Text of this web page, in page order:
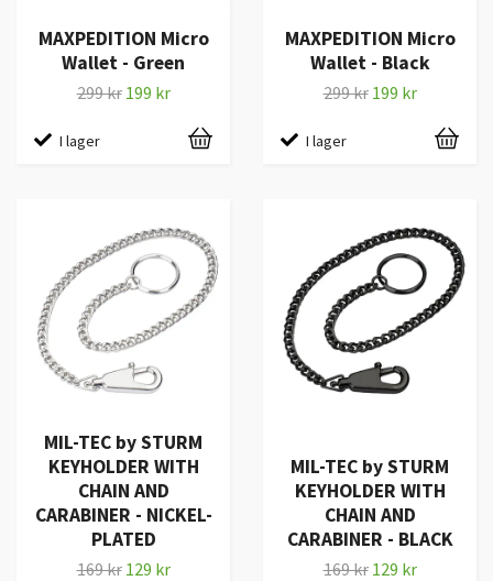
MAXPEDITION Micro
Wallet - Green
299 kr 199 kr
I lager
MAXPEDITION Micro
Wallet - Black
299 kr 199 kr
I lager
MIL-TEC by STURM
KEYHOLDER WITH
CHAIN AND
CARABINER - NICKEL-
PLATED
169 kr 129 kr
MIL-TEC by STURM
KEYHOLDER WITH
CHAIN AND
CARABINER - BLACK
169 kr 129 kr